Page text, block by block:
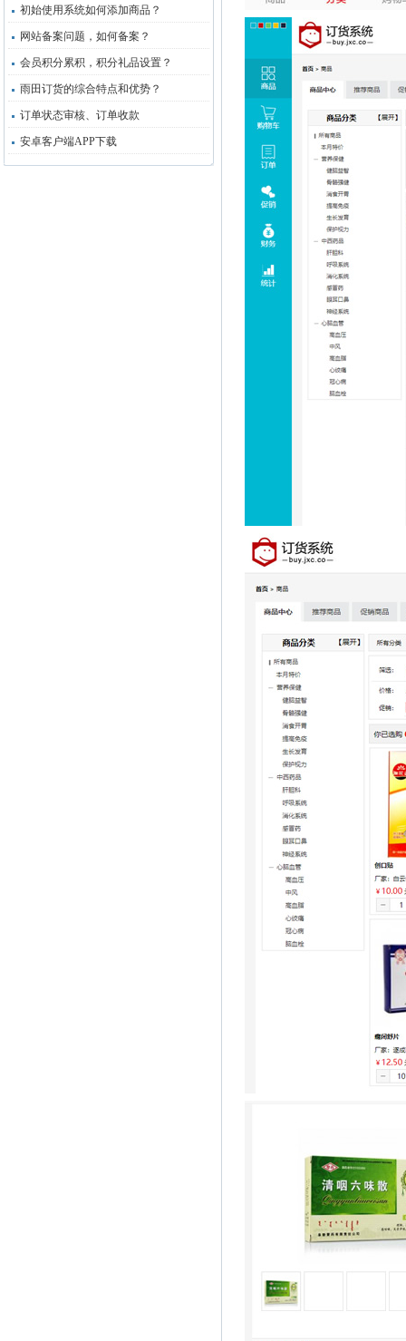
初始使用系统如何添加商品？
网站备案问题，如何备案？
会员积分累积，积分礼品设置？
雨田订货的综合特点和优势？
订单状态审核、订单收款
安卓客户端APP下载